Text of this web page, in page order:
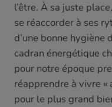
l’être. À sa juste
se réaccorder à ses
d’une bonne hygiène
cadran énergétique
pour notre époque
réapprendre à vivre «
pour le plus grand